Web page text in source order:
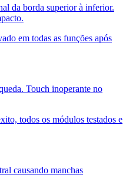
da borda superior à inferior.
em todas as funções após
Touch inoperante no
todos os módulos testados e
causando manchas